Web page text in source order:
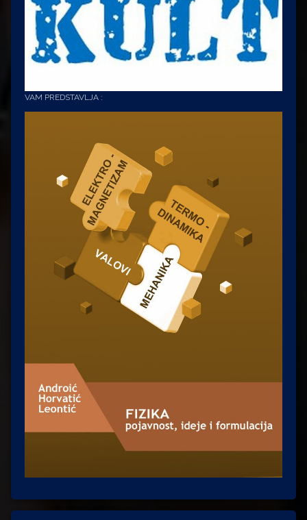
VAM PREDSTAVLJA :